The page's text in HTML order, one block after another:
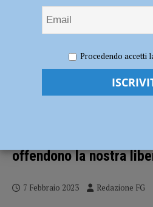
cyberbullismo dei giovani studenti della
violenze morali e fisiche offendono la
Il fumetto contro il
offendono la nostra
7 Febbraio 2023 Redazione FG
Procedendo accetti